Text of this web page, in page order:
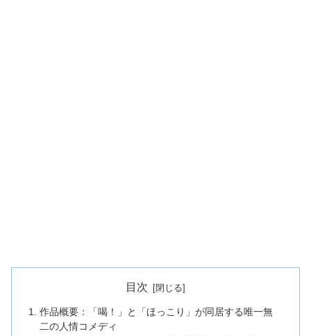
目次
作品概要：「喝！」と「ほっこり」が同居する唯一無
二の人情コメディ